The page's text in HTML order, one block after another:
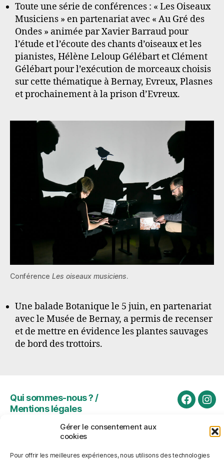
Gérer le consentement aux
cookies
Pour offrir les meilleures expériences, nous utilisons des technologies
Toute une série de conférences : « Les Oiseaux
Musiciens » en partenariat avec « Au Gré des
Ondes » animée par Xavier Barraud pour
l’étude et l’écoute des chants d’oiseaux et les
pianistes, Hélène Leloup Gélébart et Clément
Gélébart pour l’exécution de morceaux choisis
sur cette thématique à Bernay, Evreux, Plasnes
et prochainement à la prison d’Evreux.
Conférence Les oiseaux musiciens.
Une balade Botanique le 5 juin, en partenariat
avec le Musée de Bernay, a permis de recenser
et de mettre en évidence les plantes sauvages
de bord des trottoirs.
Qui sommes-nous ? /
Mentions légales
Politique de cookies
sur